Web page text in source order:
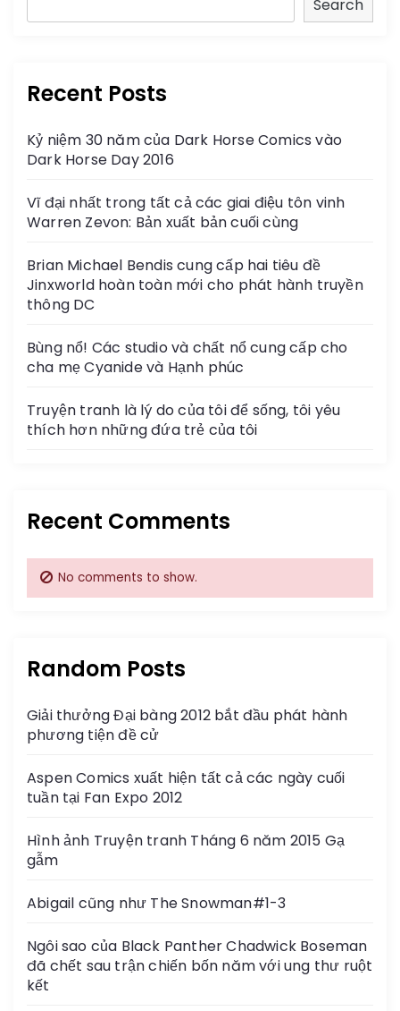
Search
Recent Posts
Kỷ niệm 30 năm của Dark Horse Comics vào
Dark Horse Day 2016
Vĩ đại nhất trong tất cả các giai điệu tôn vinh
Warren Zevon: Bản xuất bản cuối cùng
Brian Michael Bendis cung cấp hai tiêu đề
Jinxworld hoàn toàn mới cho phát hành truyền
thông DC
Bùng nổ! Các studio và chất nổ cung cấp cho
cha mẹ Cyanide và Hạnh phúc
Truyện tranh là lý do của tôi để sống, tôi yêu
thích hơn những đứa trẻ của tôi
Recent Comments
No comments to show.
Random Posts
Giải thưởng Đại bàng 2012 bắt đầu phát hành
phương tiện đề cử
Aspen Comics xuất hiện tất cả các ngày cuối
tuần tại Fan Expo 2012
Hình ảnh Truyện tranh Tháng 6 năm 2015 Gạ
gẫm
Abigail cũng như The Snowman#1-3
Ngôi sao của Black Panther Chadwick Boseman
đã chết sau trận chiến bốn năm với ung thư ruột
kết